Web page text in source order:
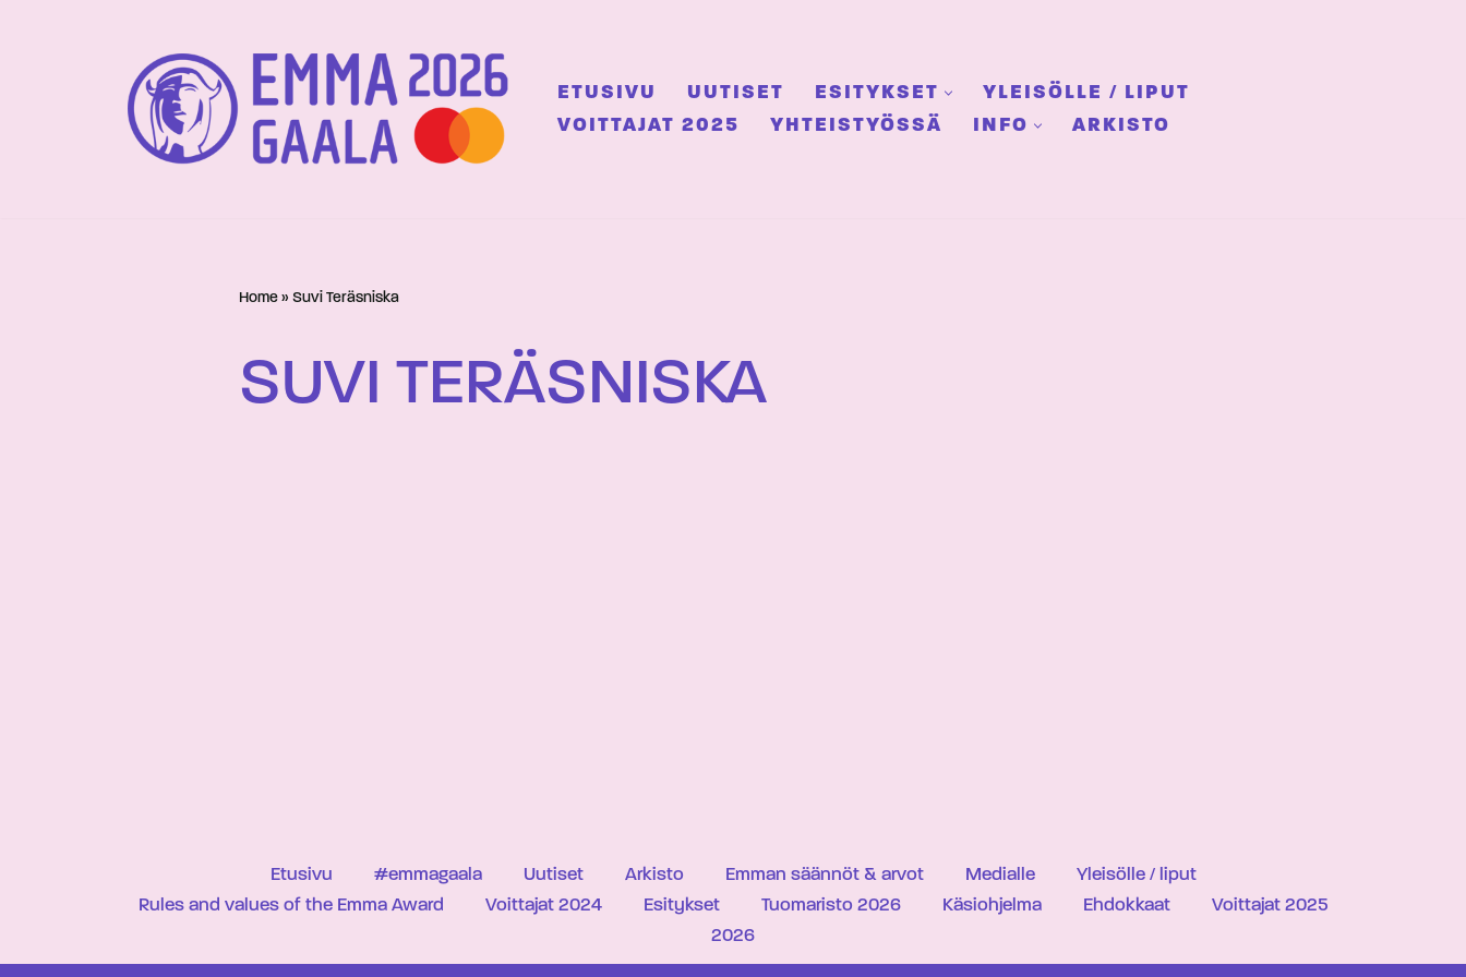
ETUSIVU UUTISET ESITYKSET
YLEISÖLLE / LIPUT
VOITTAJAT 2025
YHTEISTYÖSSÄ INFO ARKISTO
Home » Suvi Teräsniska
SUVI TERÄSNISKA
Etusivu #emmagaala Uutiset Arkisto Emman säännöt & arvot Medialle
Yleisölle / liput
Rules and values of the Emma Award
Voittajat 2024 Esitykset Tuomaristo 2026 Käsiohjelma Ehdokkaat
Voittajat 2025
2026